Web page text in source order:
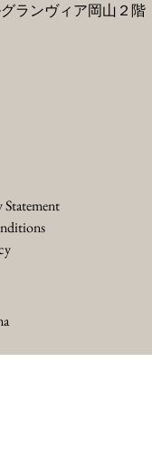
ランヴィア岡山２階